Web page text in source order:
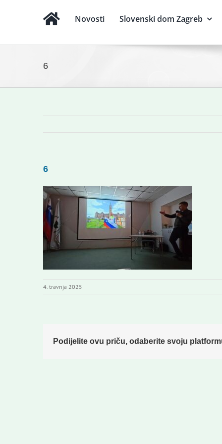
Novosti Slovenski dom Zagreb
6
6
4. travnja 2025
Podijelite ovu priču, odaberite svoju